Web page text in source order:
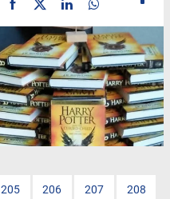
205 206 207 208